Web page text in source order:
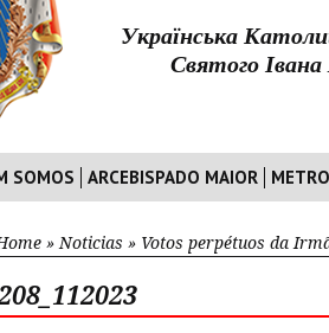
Українська
Святого
SOMOS ARCEBISPADO MAIOR
» Noticias » Votos perpétuos da